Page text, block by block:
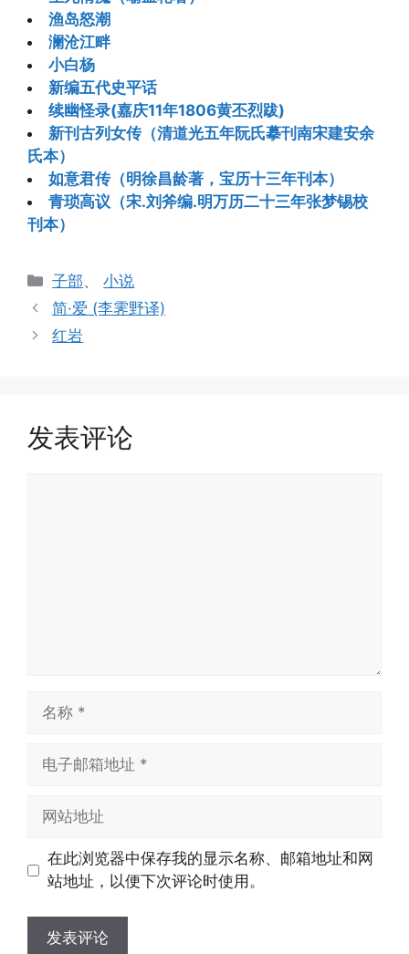
渔岛怒潮
澜沧江畔
小白杨
新编五代史平话
续幽怪录(嘉庆11年1806黄丕烈跋)
新刊古列女传（清道光五年阮氏摹刊南宋建安余
氏本）
如意君传（明徐昌龄著，宝历十三年刊本）
青琐高议（宋.刘斧编.明万历二十三年张梦锡校
刊本）
分
类
子部、小说
简·爱 (李霁野译)
红岩
发表评论
址
址
在此浏览器中保存我的显示名称、邮箱地址和网
站地址，以便下次评论时使用。